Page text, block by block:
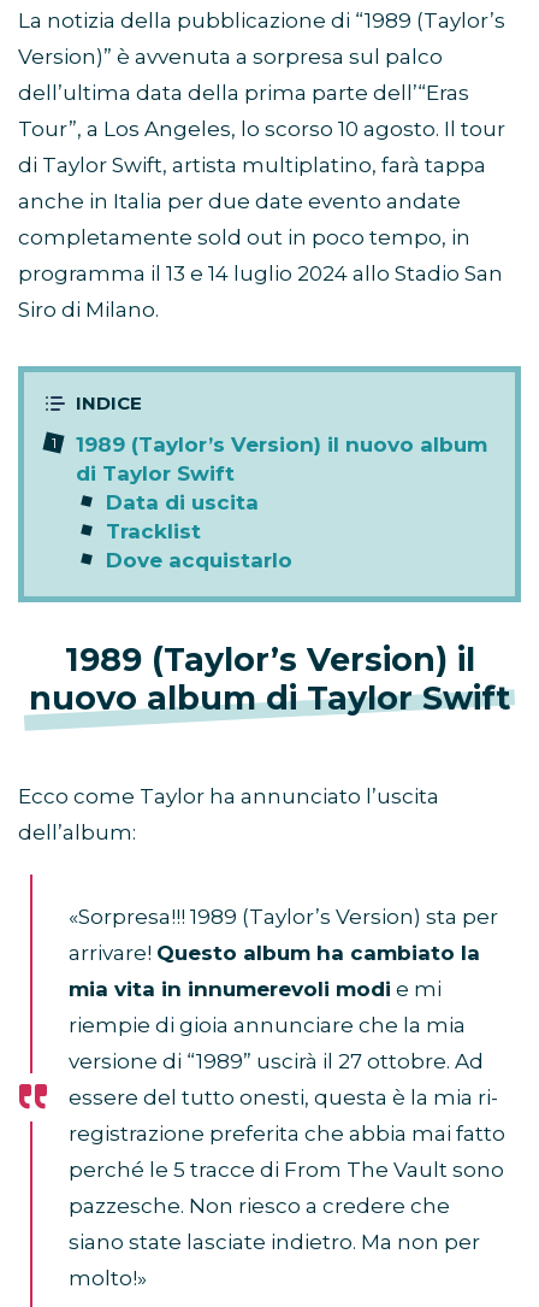
La notizia della pubblicazione di “1989 (Taylor’s
Version)” è avvenuta a sorpresa sul palco
dell’ultima data della prima parte dell’“Eras
Tour”, a Los Angeles, lo scorso 10 agosto. Il tour
di Taylor Swift, artista multiplatino, farà tappa
anche in Italia per due date evento andate
completamente sold out in poco tempo, in
programma il 13 e 14 luglio 2024 allo Stadio San
Siro di Milano.
1989 (Taylor’s Version) il nuovo album
di Taylor Swift
Data di uscita
Tracklist
Dove acquistarlo
1989 (Taylor’s Version) il
nuovo album di Taylor Swift
Ecco come Taylor ha annunciato l’uscita
dell’album:
«Sorpresa!!! 1989 (Taylor’s Version) sta per
arrivare! Questo album ha cambiato la
mia vita in innumerevoli modi e mi
riempie di gioia annunciare che la mia
versione di “1989” uscirà il 27 ottobre. Ad
essere del tutto onesti, questa è la mia ri-
registrazione preferita che abbia mai fatto
perché le 5 tracce di From The Vault sono
pazzesche. Non riesco a credere che
siano state lasciate indietro. Ma non per
molto!»